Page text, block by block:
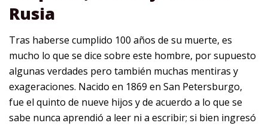
Rusia
Tras haberse cumplido 100 años de su muerte, es
mucho lo que se dice sobre este hombre, por supuesto
algunas verdades pero también muchas mentiras y
exageraciones. Nacido en 1869 en San Petersburgo,
fue el quinto de nueve hijos y de acuerdo a lo que se
sabe nunca aprendió a leer ni a escribir; si bien ingresó